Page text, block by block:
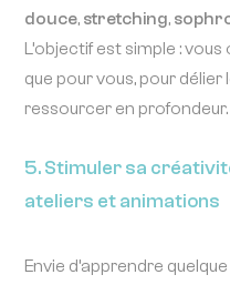
douce, stretching,
L’objectif est simple :
que pour vous, pour
ressourcer en profondeur.
5. Stimuler sa
ateliers et animations
Envie d’apprendre